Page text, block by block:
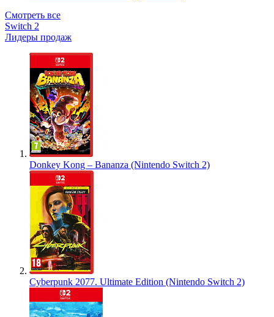
Смотреть все
Switch 2
Лидеры продаж
Donkey Kong – Bananza (Nintendo Switch 2)
Cyberpunk 2077. Ultimate Edition (Nintendo Switch 2)